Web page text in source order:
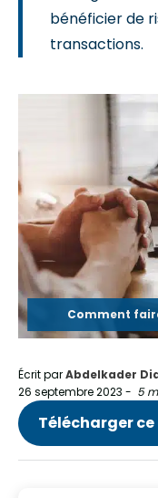
bénéficier de
transactions.
Comment
Écrit parAbdelkader
26 septembre 2023 - 5
Télécharger